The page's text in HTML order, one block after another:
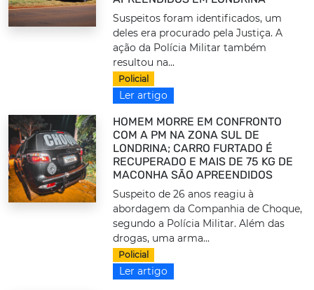
Suspeitos foram identificados, um
deles era procurado pela Justiça. A
ação da Polícia Militar também
resultou na...
Policial
Ler artigo
HOMEM MORRE EM CONFRONTO
COM A PM NA ZONA SUL DE
LONDRINA; CARRO FURTADO É
RECUPERADO E MAIS DE 75 KG DE
MACONHA SÃO APREENDIDOS
Suspeito de 26 anos reagiu à
abordagem da Companhia de Choque,
segundo a Polícia Militar. Além das
drogas, uma arma...
Policial
Ler artigo